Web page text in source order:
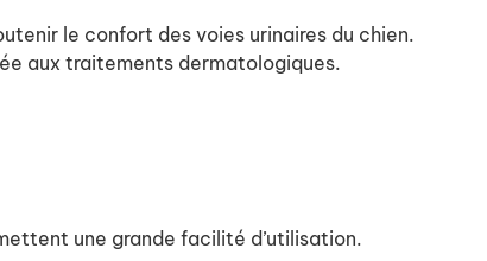
le confort des voies urinaires du chien.
aux traitements dermatologiques.
une grande facilité d’utilisation.